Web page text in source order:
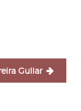
Gullar